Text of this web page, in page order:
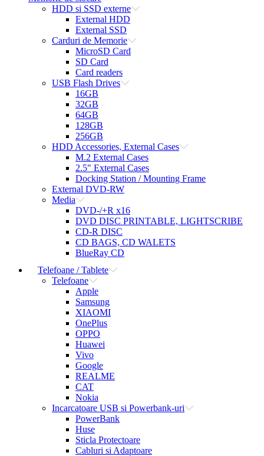
HDD si SSD externe
External HDD
External SSD
Carduri de Memorie
MicroSD Card
SD Card
Card readers
USB Flash Drives
16GB
32GB
64GB
128GB
256GB
HDD Accessories, External Cases
M.2 External Cases
2.5" External Cases
Docking Station / Mounting Frame
External DVD-RW
Media
DVD-/+R x16
DVD DISC PRINTABLE, LIGHTSCRIBE
CD-R DISC
CD BAGS, CD WALETS
BlueRay CD
Telefoane / Tablete
Telefoane
Apple
Samsung
XIAOMI
OnePlus
OPPO
Huawei
Vivo
Google
REALME
CAT
Nokia
Incarcatoare USB si Powerbank-uri
PowerBank
Huse
Sticla Protectoare
Cabluri si Adaptoare